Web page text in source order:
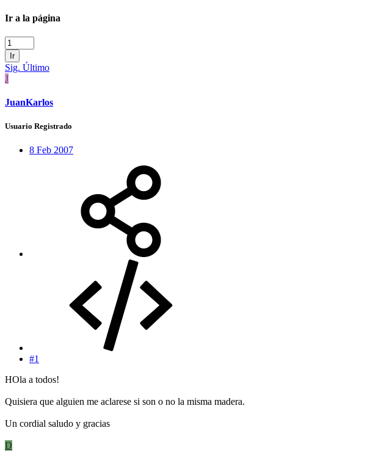
Ir a la página
Ir
Sig. Último
J
JuanKarlos
Usuario Registrado
8 Feb 2007
#1
HOla a todos!
Quisiera que alguien me aclarese si son o no la misma madera.
Un cordial saludo y gracias
D